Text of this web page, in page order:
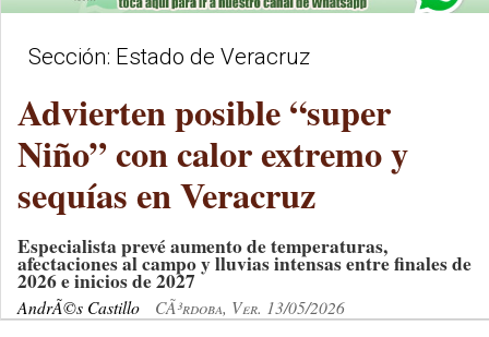
Sección: Estado de Veracruz
Advierten posible “super
Niño” con calor extremo y
sequías en Veracruz
Especialista prevé aumento de temperaturas,
afectaciones al campo y lluvias intensas entre finales de
2026 e inicios de 2027
AndrÃ©s Castillo CÃ³rdoba, Ver. 13/05/2026